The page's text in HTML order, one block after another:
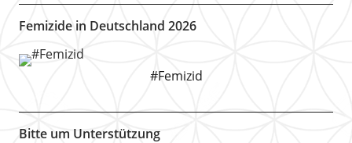
Femizide in Deutschland 2026
#Femizid
Bitte um Unterstützung